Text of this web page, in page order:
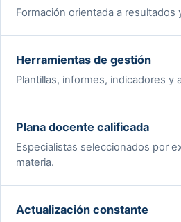
Formación orientada a resultados
Herramientas de gestión
Plantillas, informes, indicadores y
Plana docente calificada
Especialistas seleccionados por
materia.
Actualización constante